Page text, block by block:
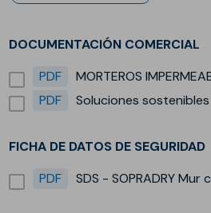
DOCUMENTACIÓN COMERCIAL
PDF
MORTEROS
PDF
Soluciones sostenibles
FICHA DE DATOS DE SEGURIDAD
PDF
SDS - SOPRADRY Mur